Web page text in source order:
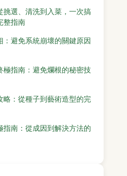
挑選、清洗到入菜，一次搞
整指南
：避免系統崩壞的關鍵原因
極指南：避免爛根的秘密技
略：從種子到藝術造型的完
指南：從成因到解決方法的